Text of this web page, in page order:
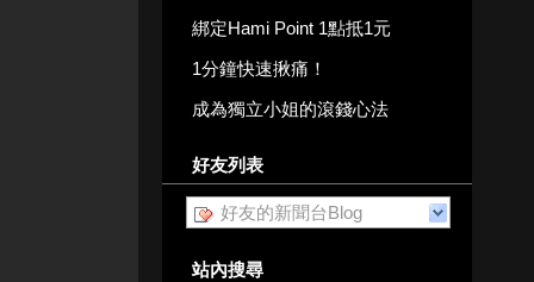
綁定Hami Point 1點抵1元
1分鐘快速揪痛！
成為獨立小姐的滾錢心法
好友列表
好友的新聞台Blog
站內搜尋